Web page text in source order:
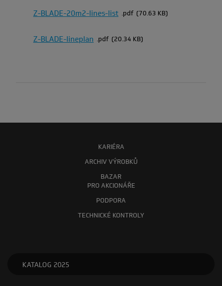
Z-BLADE-20m2-lines-list pdf 70.63 KB
Z-BLADE-lineplan pdf 20.34 KB
KARIÉRA
ARCHIV VÝROBKŮ
BAZAR
PRO AKCIONÁŘE
PODPORA
TECHNICKÉ KONTROLY
KATALOG 2025